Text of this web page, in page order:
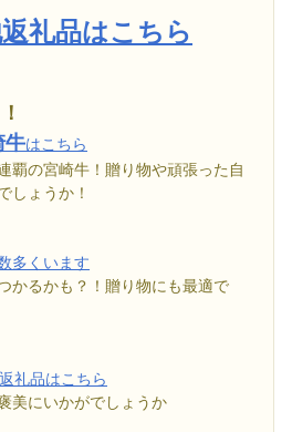
礼品はこちら
牛はこちら
覇の宮崎牛！贈り物や頑張った自
しょうか！
多くいます
かるかも？！贈り物にも最適で
礼品はこちら
美にいかがでしょうか